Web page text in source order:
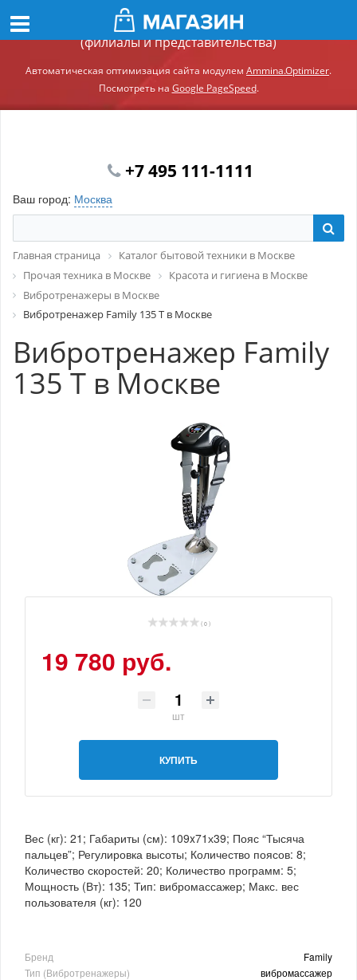
Демонстрационный сайт модуля Ammina.Регионы
(филиалы и представительства)
Автоматическая оптимизация сайта модулем Ammina.Optimizer.
Посмотреть на Google PageSpeed.
+7 495 111-1111
Ваш город: Москва
Главная страница
Каталог бытовой техники в Москве
Прочая техника в Москве
Красота и гигиена в Москве
Вибротренажеры в Москве
Вибротренажер Family 135 T в Москве
Вибротренажер Family
135 T в Москве
( 0 )
19 780 руб.
шт
КУПИТЬ
Вес (кг): 21; Габариты (см): 109x71х39; Пояс “Тысяча
пальцев”; Регулировка высоты; Количество поясов: 8;
Количество скоростей: 20; Количество программ: 5;
Мощность (Вт): 135; Тип: вибромассажер; Макс. вес
пользователя (кг): 120
Бренд
Family
Тип (Вибротренажеры)
вибромассажер